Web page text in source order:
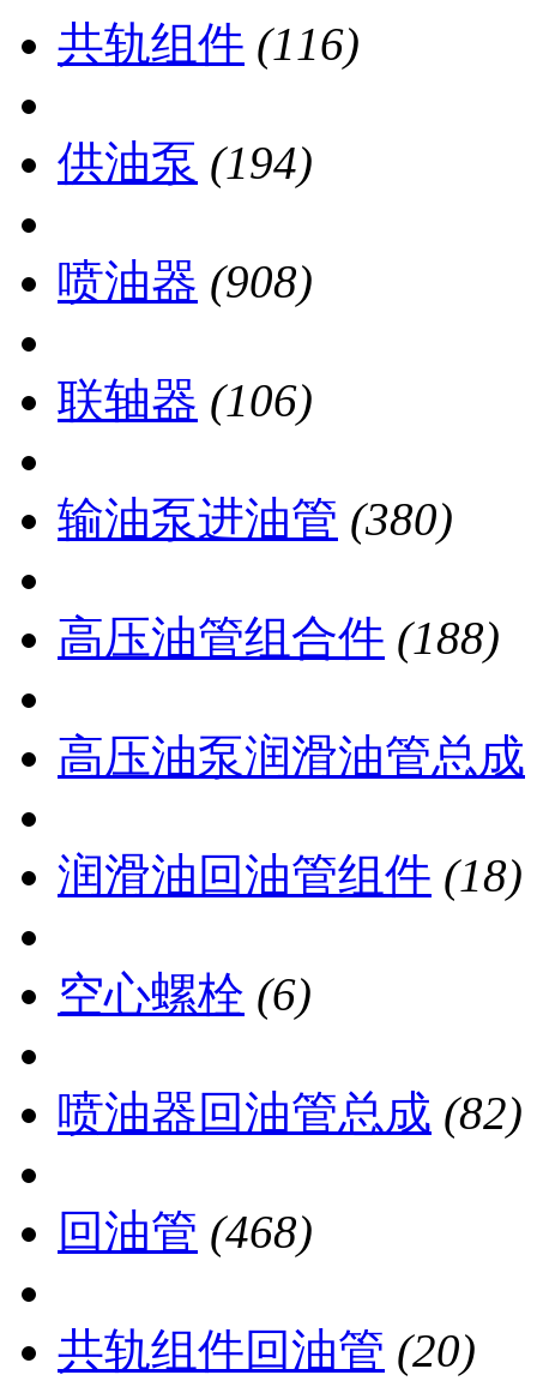
共轨组件 (116)
供油泵 (194)
喷油器 (908)
联轴器 (106)
输油泵进油管 (380)
高压油管组合件 (188)
高压油泵润滑油管总成
润滑油回油管组件 (18)
空心螺栓 (6)
喷油器回油管总成 (82)
回油管 (468)
共轨组件回油管 (20)